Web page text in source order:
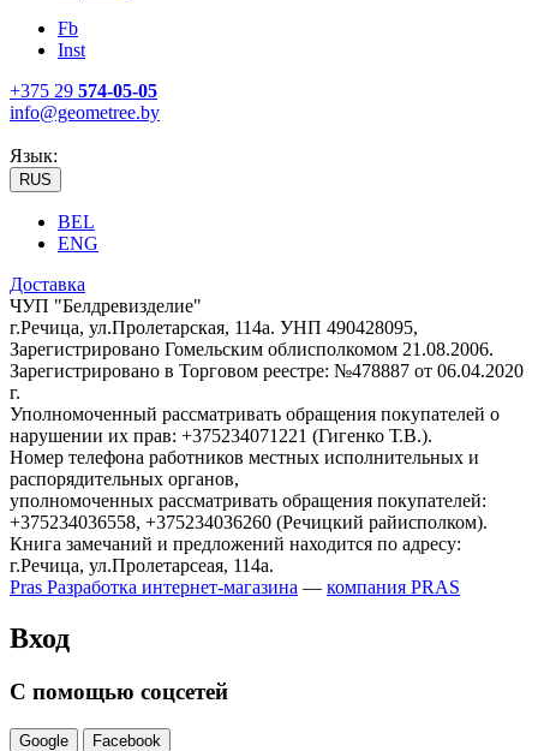
Fb
Inst
+375 29 574-05-05
info@geometree.by
Язык:
RUS
BEL
ENG
Доставка
ЧУП "Белдревизделие"
г.Речица, ул.Пролетарская, 114а. УНП 490428095,
Зарегистрировано Гомельским облисполкомом 21.08.2006.
Зарегистрировано в Торговом реестре: №478887 от 06.04.2020
г.
Уполномоченный рассматривать обращения покупателей о
нарушении их прав: +375234071221 (Гигенко Т.В.).
Номер телефона работников местных исполнительных и
распорядительных органов,
уполномоченных рассматривать обращения покупателей:
+375234036558, +375234036260 (Речицкий райисполком).
Книга замечаний и предложений находится по адресу:
г.Речица, ул.Пролетарсеая, 114а.
Pras Разработка интернет-магазина — компания PRAS
Вход
С помощью соцсетей
Google Facebook